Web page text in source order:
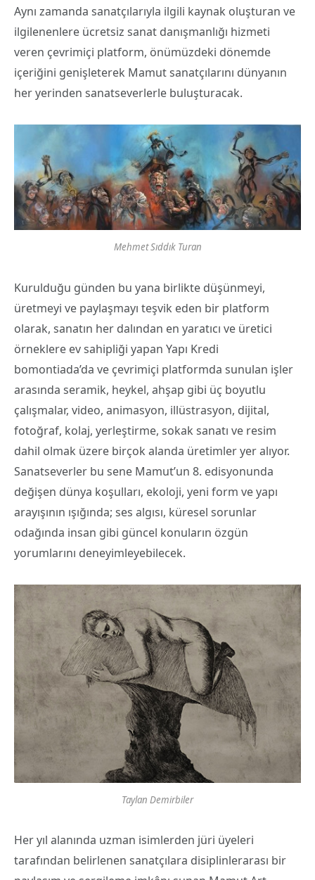
Aynı zamanda sanatçılarıyla ilgili kaynak oluşturan ve
ilgilenenlere ücretsiz sanat danışmanlığı hizmeti
veren çevrimiçi platform, önümüzdeki dönemde
içeriğini genişleterek Mamut sanatçılarını dünyanın
her yerinden sanatseverlerle buluşturacak.
Mehmet Sıddık Turan
Kurulduğu günden bu yana birlikte düşünmeyi,
üretmeyi ve paylaşmayı teşvik eden bir platform
olarak, sanatın her dalından en yaratıcı ve üretici
örneklere ev sahipliği yapan Yapı Kredi
bomontiada’da ve çevrimiçi platformda sunulan işler
arasında seramik, heykel, ahşap gibi üç boyutlu
çalışmalar, video, animasyon, illüstrasyon, dijital,
fotoğraf, kolaj, yerleştirme, sokak sanatı ve resim
dahil olmak üzere birçok alanda üretimler yer alıyor.
Sanatseverler bu sene Mamut’un 8. edisyonunda
değişen dünya koşulları, ekoloji, yeni form ve yapı
arayışının ışığında; ses algısı, küresel sorunlar
odağında insan gibi güncel konuların özgün
yorumlarını deneyimleyebilecek.
Taylan Demirbiler
Her yıl alanında uzman isimlerden jüri üyeleri
tarafından belirlenen sanatçılara disiplinlerarası bir